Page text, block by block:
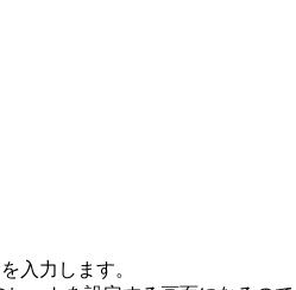
入力します。